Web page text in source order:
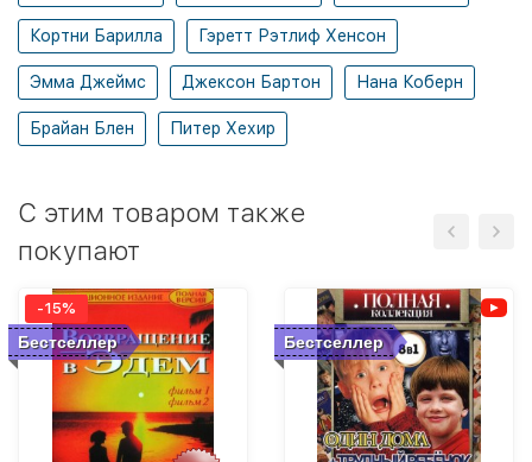
Кортни Барилла Гэретт Рэтлиф Хенсон
Эмма Джеймс Джексон Бартон Нана Коберн
Брайан Блен Питер Хехир
C этим товаром также
покупают
Бестселлер
-15%
Бестселлер